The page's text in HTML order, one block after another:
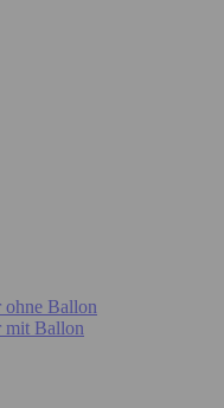
ohne Ballon
mit Ballon